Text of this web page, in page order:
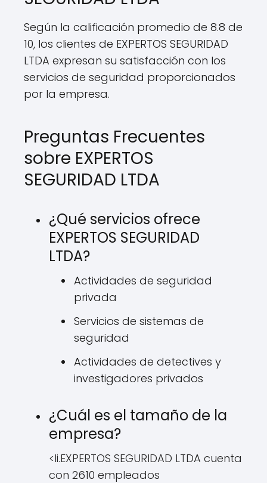
Según la calificación promedio de 8.8 de
10, los clientes de EXPERTOS SEGURIDAD
LTDA expresan su satisfacción con los
servicios de seguridad proporcionados
por la empresa.
Preguntas Frecuentes
sobre EXPERTOS
SEGURIDAD LTDA
¿Qué servicios ofrece
EXPERTOS SEGURIDAD
LTDA?
Actividades de seguridad
privada
Servicios de sistemas de
seguridad
Actividades de detectives y
investigadores privados
¿Cuál es el tamaño de la
empresa?
<li.EXPERTOS SEGURIDAD LTDA cuenta
con 2610 empleados